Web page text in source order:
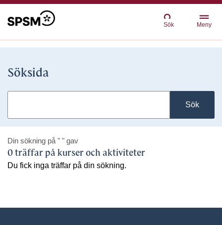
Sök Meny
Söksida
Sök
Din sökning på " " gav
0 träffar på kurser och aktiviteter
Du fick inga träffar på din sökning.